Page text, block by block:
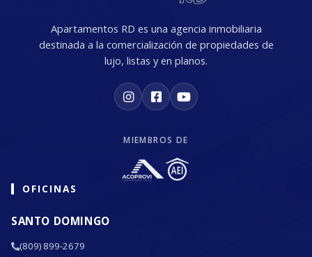
Apartamentos RD es una agencia inmobiliaria
destinada a la comercialización de propiedades de
lujo, listas y en planos.
MIEMBROS DE
OFICINAS
SANTO DOMINGO
(809) 899-2679